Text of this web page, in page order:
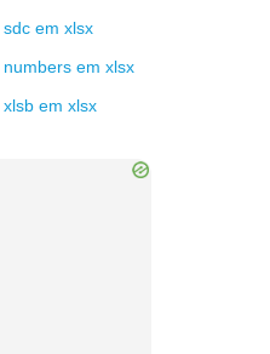
sdc em xlsx
numbers em xlsx
xlsb em xlsx